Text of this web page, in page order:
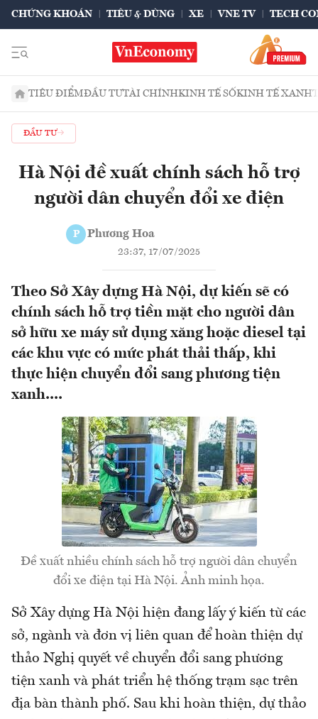
CHỨNG KHOÁN TIÊU & DÙNG XE VNE TV TECH
TIÊU ĐIỂMĐẦU TƯTÀI CHÍNHKINH TẾ SỐKINH TẾ XANH
ĐẦU TƯ
Hà Nội đề xuất chính sách hỗ trợ
người dân chuyển đổi xe điện
P Phương Hoa
23:37, 17/07/2025
Theo Sở Xây dựng Hà Nội, dự kiến sẽ có
chính sách hỗ trợ tiền mặt cho người dân
sở hữu xe máy sử dụng xăng hoặc diesel tại
các khu vực có mức phát thải thấp, khi
thực hiện chuyển đổi sang phương tiện
xanh....
Đề xuất nhiều chính sách hỗ trợ người dân chuyển
đổi xe điện tại Hà Nội. Ảnh minh họa.
Sở Xây dựng Hà Nội hiện đang lấy ý kiến từ các
sở, ngành và đơn vị liên quan để hoàn thiện dự
thảo Nghị quyết về chuyển đổi sang phương
tiện xanh và phát triển hệ thống trạm sạc trên
địa bàn thành phố. Sau khi hoàn thiện, dự thảo